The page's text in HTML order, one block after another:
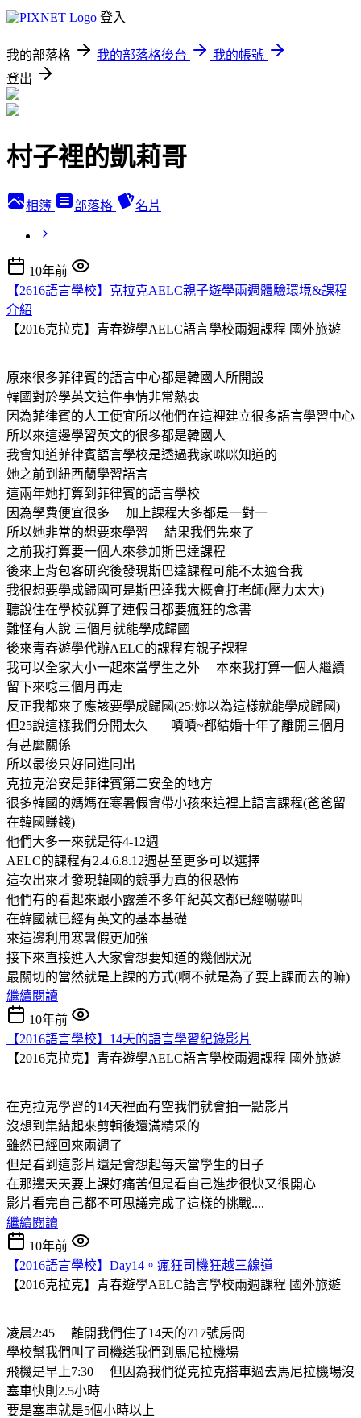
登入
我的部落格 我的部落格後台
我的帳號
登出
村子裡的凱莉哥
相簿 部落格 名片
10年前
【2616語言學校】克拉克AELC親子遊學兩週體驗環境&課程
介紹
【2016克拉克】青春遊學AELC語言學校兩週課程 國外旅遊
原來很多菲律賓的語言中心都是韓國人所開設
韓國對於學英文這件事情非常熱衷
因為菲律賓的人工便宜所以他們在這裡建立很多語言學習中心
所以來這邊學習英文的很多都是韓國人
我會知道菲律賓語言學校是透過我家咪咪知道的
她之前到紐西蘭學習語言
這兩年她打算到菲律賓的語言學校
因為學費便宜很多 加上課程大多都是一對一
所以她非常的想要來學習 結果我們先來了
之前我打算要一個人來參加斯巴達課程
後來上背包客研究後發現斯巴達課程可能不太適合我
我很想要學成歸國可是斯巴達我大概會打老師(壓力太大)
聽說住在學校就算了連假日都要瘋狂的念書
難怪有人說 三個月就能學成歸國
後來青春遊學代辦AELC的課程有親子課程
我可以全家大小一起來當學生之外 本來我打算一個人繼續
留下來唸三個月再走
反正我都來了應該要學成歸國(25:妳以為這樣就能學成歸國)
但25說這樣我們分開太久 嘖嘖~都結婚十年了離開三個月
有甚麼關係
所以最後只好同進同出
克拉克治安是菲律賓第二安全的地方
很多韓國的媽媽在寒暑假會帶小孩來這裡上語言課程(爸爸留
在韓國賺錢)
他們大多一來就是待4-12週
AELC的課程有2.4.6.8.12週甚至更多可以選擇
這次出來才發現韓國的競爭力真的很恐怖
他們有的看起來跟小露差不多年紀英文都已經嚇嚇叫
在韓國就已經有英文的基本基礎
來這邊利用寒暑假更加強
接下來直接進入大家會想要知道的幾個狀況
最關切的當然就是上課的方式(啊不就是為了要上課而去的嘛)
繼續閱讀
10年前
【2016語言學校】14天的語言學習紀錄影片
【2016克拉克】青春遊學AELC語言學校兩週課程 國外旅遊
在克拉克學習的14天裡面有空我們就會拍一點影片
沒想到集結起來剪輯後還滿精采的
雖然已經回來兩週了
但是看到這影片還是會想起每天當學生的日子
在那邊天天要上課好痛苦但是看自己進步很快又很開心
影片看完自己都不可思議完成了這樣的挑戰....
繼續閱讀
10年前
【2016語言學校】Day14。瘋狂司機狂越三線道
【2016克拉克】青春遊學AELC語言學校兩週課程 國外旅遊
凌晨2:45 離開我們住了14天的717號房間
學校幫我們叫了司機送我們到馬尼拉機場
飛機是早上7:30 但因為我們從克拉克搭車過去馬尼拉機場沒
塞車快則2.5小時
要是塞車就是5個小時以上